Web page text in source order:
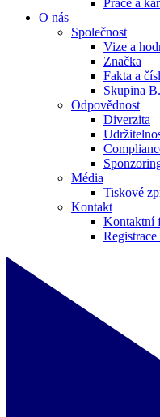
Práce a
O nás
Společnost
Vize a
Značka
Fakta a
Skupina
Odpovědnost
Diverzita
Média
Tiskové
Kontakt
Kontaktní